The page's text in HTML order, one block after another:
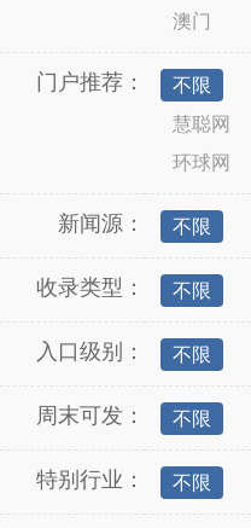
澳门
门户推荐： 不限
慧聪网
环球网
新闻源： 不限
收录类型： 不限
入口级别： 不限
周末可发： 不限
特别行业： 不限